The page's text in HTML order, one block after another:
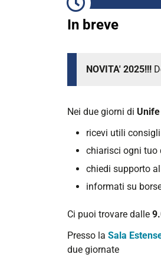
In breve
NOVITA' 2025!!!
Nei due giorni di
ricevi utili
chiarisci ogni tuo
chiedi supporto
informati su
Ci puoi trovare dalle
Presso la Sala
due giornate